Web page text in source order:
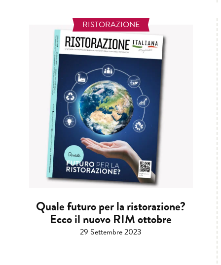
RISTORAZIONE
Quale futuro per la ristorazione?
Ecco il nuovo RIM ottobre
29 Settembre 2023